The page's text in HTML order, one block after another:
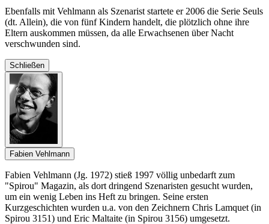
Ebenfalls mit Vehlmann als Szenarist startete er 2006 die Serie Seuls
(dt. Allein), die von fünf Kindern handelt, die plötzlich ohne ihre
Eltern auskommen müssen, da alle Erwachsenen über Nacht
verschwunden sind.
Schließen
Fabien Vehlmann
Fabien Vehlmann (Jg. 1972) stieß 1997 völlig unbedarft zum
"Spirou" Magazin, als dort dringend Szenaristen gesucht wurden,
um ein wenig Leben ins Heft zu bringen. Seine ersten
Kurzgeschichten wurden u.a. von den Zeichnern Chris Lamquet (in
Spirou 3151) und Eric Maltaite (in Spirou 3156) umgesetzt.